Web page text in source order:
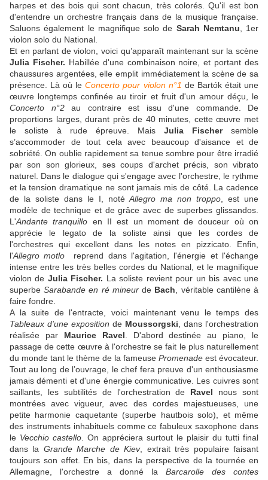
harpes et des bois qui sont chacun, très colorés. Qu'il est bon
d'entendre un orchestre français dans de la musique française.
Saluons également le magnifique solo de Sarah Nemtanu , 1er
violon solo du National.
Et en parlant de violon, voici qu’apparaît maintenant sur la scène
Julia Fischer. Habillée d'une combinaison noire, et portant des
chaussures argentées, elle emplit immédiatement la scène de sa
présence. Là où leConcerto pour violon n°1 de Bartók était une
œuvre longtemps confinée au tiroir et fruit d'un amour déçu, le
Concerto n°2au contraire est issu d'une commande. De
proportions larges, durant près de 40 minutes, cette œuvre met
le soliste à rude épreuve. Mais Julia Fischer semble
s’accommoder de tout cela avec beaucoup d'aisance et de
sobriété. On oublie rapidement sa tenue sombre pour être irradié
par son son glorieux, ses coups d'archet précis, son vibrato
naturel. Dans le dialogue qui s'engage avec l'orchestre, le rythme
et la tension dramatique ne sont jamais mis de côté. La cadence
de la soliste dans le I, notéAllegro ma non troppo , est une
modèle de technique et de grâce avec de superbes glissandos.
L'Andante tranquillo en II est un moment de douceur où on
apprécie le legato de la soliste ainsi que les cordes de
l'orchestres qui excellent dans les notes en pizzicato. Enfin,
l'Allegro motlo reprend dans l'agitation, l'énergie et l'échange
intense entre les très belles cordes du National, et le magnifique
violon de Julia Fischer. La soliste revient pour un bis avec une
superbeSarabande en ré mineurde Bach , véritable cantilène à
faire fondre.
A la suite de l'entracte, voici maintenant venu le temps des
Tableaux d'une exposition de Moussorgski , dans l'orchestration
réalisée par Maurice Ravel . D'abord destinée au piano, le
passage de cette œuvre à l'orchestre se fait le plus naturellement
du monde tant le thème de la fameuse Promenade est évocateur.
Tout au long de l’ouvrage, le chef fera preuve d'un enthousiasme
jamais démenti et d'une énergie communicative. Les cuivres sont
saillants, les subtilités de l'orchestration de Ravel nous sont
montrées avec vigueur, avec des cordes majestueuses, une
petite harmonie caquetante (superbe hautbois solo), et même
des instruments inhabituels comme ce fabuleux saxophone dans
le Vecchio castello . On appréciera surtout le plaisir du tutti final
dans la Grande Marche de Kiev, extrait très populaire faisant
toujours son effet. En bis, dans la perspective de la tournée en
Allemagne, l'orchestre a donné la Barcarolle des contes